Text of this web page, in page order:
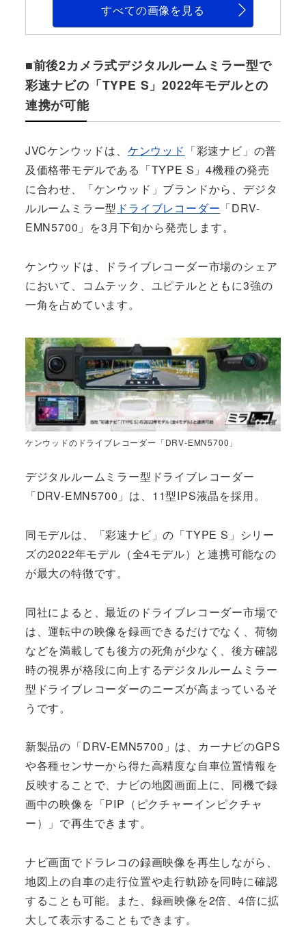
すべての画像を見る
■前後2カメラ式デジタルルームミラー型で
彩速ナビの「TYPE S」2022年モデルとの
連携が可能
JVCケンウッドは、 ケンウッド 「彩速ナビ」の普
及価格帯モデルである「TYPE S」4機種の発売
に合わせ、「ケンウッド」ブランドから、デジタ
ルルームミラー型 ドライブレコーダー 「DRV-
EMN5700」を3月下旬から発売します。
ケンウッドは、ドライブレコーダー市場のシェア
において、コムテック、ユピテルとともに3強の
一角を占めています。
ケンウッドのドライブレコーダー「DRV-EMN5700」
デジタルルームミラー型ドライブレコーダー
「DRV-EMN5700」は、11型IPS液晶を採用。
同モデルは、「彩速ナビ」の「TYPE S」シリー
ズの2022年モデル（全4モデル）と連携可能なの
が最大の特徴です。
同社によると、最近のドライブレコーダー市場で
は、運転中の映像を録画できるだけでなく、荷物
などを満載しても後方の死角が少なく、後方確認
時の視界が格段に向上するデジタルルームミラー
型ドライブレコーダーのニーズが高まっているそ
うです。
新製品の「DRV-EMN5700」は、カーナビのGPS
や各種センサーから得た高精度な自車位置情報を
反映することで、ナビの地図画面上に、同機で録
画中の映像を「PIP（ピクチャーインピクチャ
ー）」で再生できます。
ナビ画面でドラレコの録画映像を再生しながら、
地図上の自車の走行位置や走行軌跡を同時に確認
することも可能。また、録画映像を2倍、4倍に拡
大して表示することもできます。